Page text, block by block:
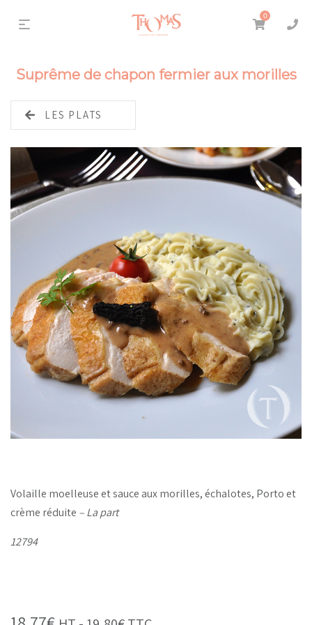
0
Suprême de chapon fermier aux morilles
LES PLATS
Volaille moelleuse et sauce aux morilles, échalotes, Porto et
crème réduite – La part
12794